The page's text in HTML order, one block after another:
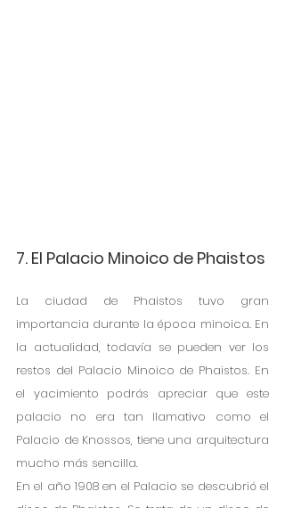
7. El Palacio Minoico de Phaistos
La ciudad de Phaistos tuvo gran
importancia durante la época minoica. En
la actualidad, todavía se pueden ver los
restos del Palacio Minoico de Phaistos. En
el yacimiento podrás apreciar que este
palacio no era tan llamativo como el
Palacio de Knossos, tiene una arquitectura
mucho más sencilla.
En el año 1908 en el Palacio se descubrió el